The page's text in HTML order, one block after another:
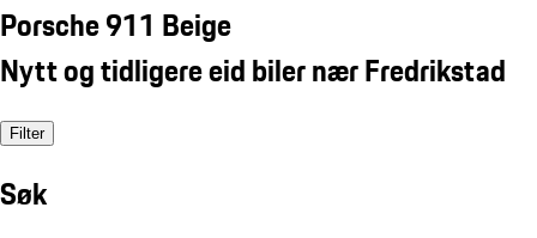
Porsche 911 Beige
Nytt og tidligere eid biler nær Fredrikstad
Filter
Søk